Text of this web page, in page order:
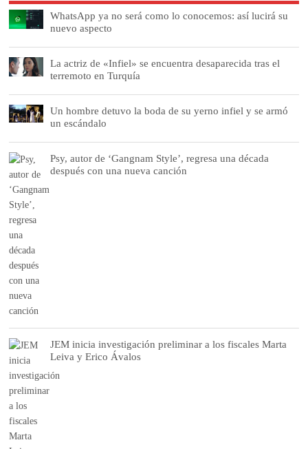
WhatsApp ya no será como lo conocemos: así lucirá su
nuevo aspecto
La actriz de «Infiel» se encuentra desaparecida tras el
terremoto en Turquía
Un hombre detuvo la boda de su yerno infiel y se armó
un escándalo
Psy, autor de ‘Gangnam Style’, regresa una década
después con una nueva canción
JEM inicia investigación preliminar a los fiscales Marta
Leiva y Erico Ávalos